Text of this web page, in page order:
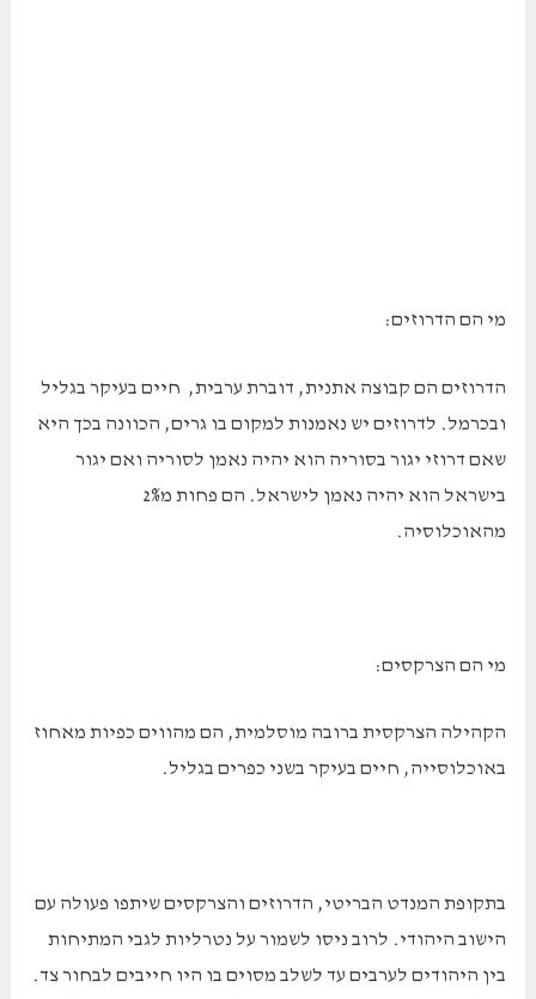
מי הם הדרוזים:
הדרוזים הם קבוצה אתנית, דוברת ערבית, חיים בעיקר בגליל
ובכרמל. לדרוזים יש נאמנות למקום בו גרים, הכוונה בכך היא
שאם דרוזי יגור בסוריה הוא יהיה נאמן לסוריה ואם יגור
בישראל הוא יהיה נאמן לישראל. הם פחות מ2%
מהאוכלוסיה.
מי הם הצרקסים:
הקהילה הצרקסית ברובה מוסלמית, הם מהווים כפיות מאחוז
באוכלוסייה, חיים בעיקר בשני כפרים בגליל.
בתקופת המנדט הבריטי, הדרוזים והצרקסים שיתפו פעולה עם
הישוב היהודי. לרוב ניסו לשמור על נטרליות לגבי המתיחות
בין היהודים לערבים עד לשלב מסוים בו היו חייבים לבחור צד.